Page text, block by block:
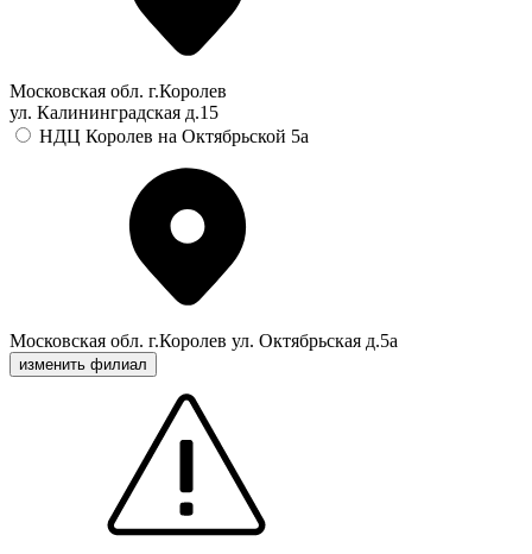
Московская обл. г.Королев
ул. Калининградская д.15
НДЦ Королев на Октябрьской 5а
Московская обл. г.Королев ул. Октябрьская д.5а
изменить филиал